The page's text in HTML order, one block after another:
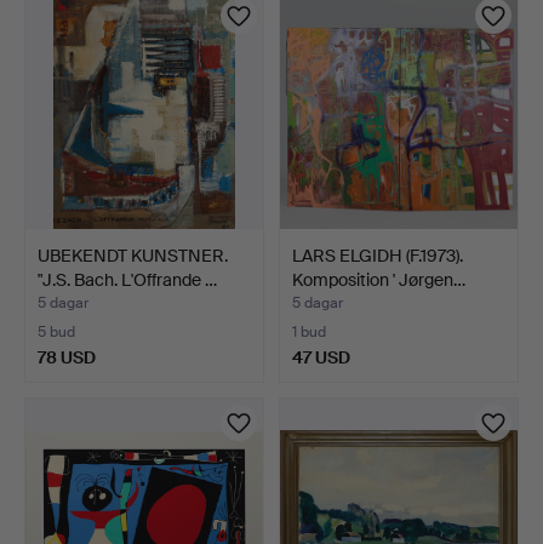
UBEKENDT KUNSTNER.
"J.S. Bach. L'Offrande …
5 dagar
5 bud
78 USD
LARS ELGIDH (F.1973).
Komposition ' Jørgen…
5 dagar
1 bud
47 USD